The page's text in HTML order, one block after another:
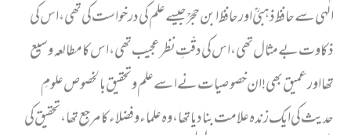
الٰہی سے حافظ ذہبیؒ اور حافظ ابن حجرؒ جیسے علم کی درخواست کی تھی ، اس کی
ذکاوت بے مثال تھی ، اس کی دقّتِ نظر عجیب تھی ، اس کا مطالعہ وسیع
تھااور عمیق بھی ! ان خصوصیات نے اسے علم وتحقیق بالخصوص علومِ
حدیث کی ایک زندہ علامت بنادیا تھا ، وہ علماء وفضلاء کا مرجع تھا ، تحقیق کی